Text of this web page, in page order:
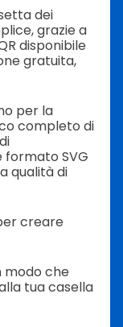
dei
grazie a
disponibile
gratuita,
per la
completo di
formato SVG
qualità di
creare
modo che
tua casella